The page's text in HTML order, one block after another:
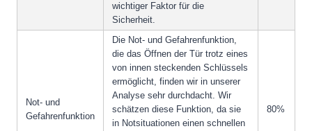
wichtiger Faktor für die
Sicherheit.
Not- und
Gefahrenfunktion
Die Not- und Gefahrenfunktion,
die das Öffnen der Tür trotz eines
von innen steckenden Schlüssels
ermöglicht, finden wir in unserer
Analyse sehr durchdacht. Wir
schätzen diese Funktion, da sie
in Notsituationen einen schnellen
80%